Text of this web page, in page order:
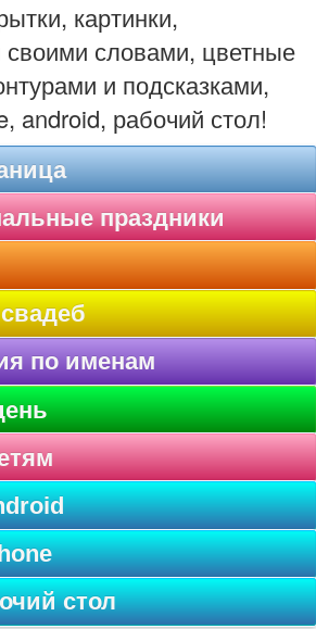
картинки,
своими словами, цветные
и подсказками,
android, рабочий стол!
праздники
по именам
стол